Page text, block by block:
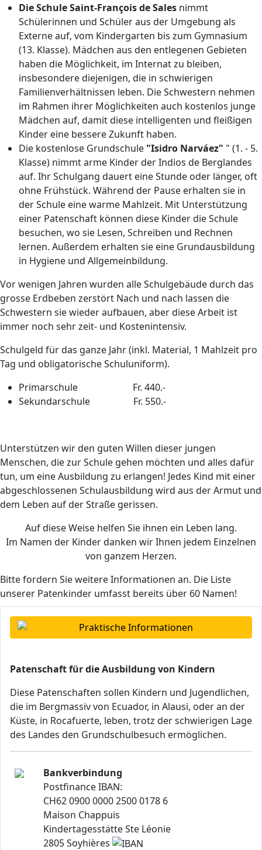
Die Schule Saint-François de Sales nimmt
Schülerinnen und Schüler aus der Umgebung als
Externe auf, vom Kindergarten bis zum Gymnasium
(13. Klasse). Mädchen aus den entlegenen Gebieten
haben die Möglichkeit, im Internat zu bleiben,
insbesondere diejenigen, die in schwierigen
Familienverhältnissen leben. Die Schwestern nehmen
im Rahmen ihrer Möglichkeiten auch kostenlos junge
Mädchen auf, damit diese intelligenten und fleißigen
Kinder eine bessere Zukunft haben.
Die kostenlose Grundschule "Isidro Narváez" " (1. - 5.
Klasse) nimmt arme Kinder der Indios de Berglandes
auf. Ihr Schulgang dauert eine Stunde oder länger, oft
ohne Frühstück. Während der Pause erhalten sie in
der Schule eine warme Mahlzeit. Mit Unterstützung
einer Patenschaft können diese Kinder die Schule
besuchen, wo sie Lesen, Schreiben und Rechnen
lernen. Außerdem erhalten sie eine Grundausbildung
in Hygiene und Allgemeinbildung.
Vor wenigen Jahren wurden alle Schulgebäude durch das
grosse Erdbeben zerstört Nach und nach lassen die
Schwestern sie wieder aufbauen, aber diese Arbeit ist
immer noch sehr zeit- und Kostenintensiv.
Schulgeld für das ganze Jahr (inkl. Material, 1 Mahlzeit pro
Tag und obligatorische Schuluniform).
Primarschule
Fr. 440.-
Sekundarschule
Fr. 550.-
Unterstützen wir den guten Willen dieser jungen
Menschen, die zur Schule gehen möchten und alles dafür
tun, um eine Ausbildung zu erlangen! Jedes Kind mit einer
abgeschlossenen Schulausbildung wird aus der Armut und
dem Leben auf der Straße gerissen.
Auf diese Weise helfen Sie ihnen ein Leben lang.
Im Namen der Kinder danken wir Ihnen jedem Einzelnen
von ganzem Herzen.
Bitte fordern Sie weitere Informationen an. Die Liste
unserer Patenkinder umfasst bereits über 60 Namen!
Praktische Informationen
Patenschaft für die Ausbildung von Kindern
Diese Patenschaften sollen Kindern und Jugendlichen,
die im Bergmassiv von Ecuador, in Alausi, oder an der
Küste, in Rocafuerte, leben, trotz der schwierigen Lage
des Landes den Grundschulbesuch ermöglichen.
Bankverbindung
Postfinance IBAN:
CH62 0900 0000 2500 0178 6
Maison Chappuis
Kindertagesstätte Ste Léonie
2805 Soyhières